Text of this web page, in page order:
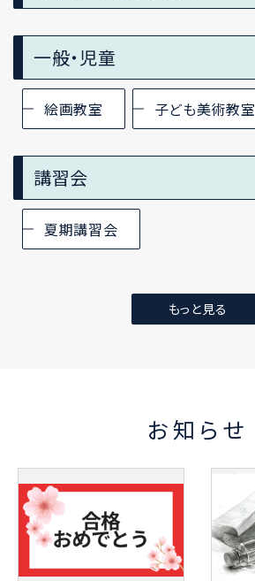
一般・児童
絵画教室 子ども美術教室
講習会
夏期講習会
もっと見る
お知らせ